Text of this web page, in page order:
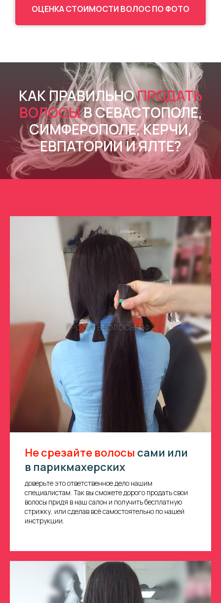
ОЦЕНКА СТОИМОСТИ ВОЛОС ПО ФОТО
КАК ПРАВИЛЬНОПРОДАТЬ
ВОЛОСЫВ СЕВАСТОПОЛЕ,
СИМФЕРОПОЛЕ, КЕРЧИ,
ЕВПАТОРИИ И ЯЛТЕ?
Не срезайте волосы сами или
в парикмахерских
доверьте это ответственное дело нашим
специалистам. Так вы сможете дорого продать свои
волосы придя в наш салон и получить бесплатную
стрижку, или сделав всё самостоятельно по нашей
инструкции.